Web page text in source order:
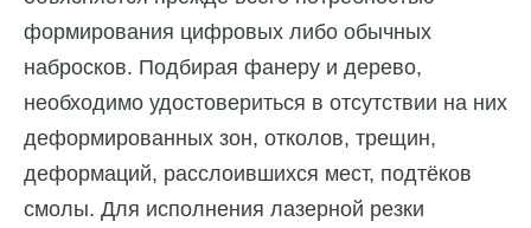
формирования цифровых либо обычных
набросков. Подбирая фанеру и дерево,
необходимо удостовериться в отсутствии на них
деформированных зон, отколов, трещин,
деформаций, расслоившихся мест, подтёков
смолы. Для исполнения лазерной резки